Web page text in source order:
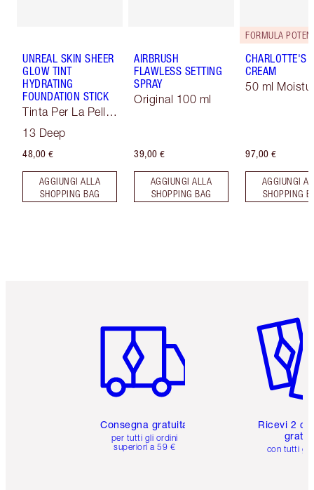
UNREAL SKIN SHEER
GLOW TINT
HYDRATING
FOUNDATION STICK
Tinta Per La Pelle
13 Deep
48,00 €
AGGIUNGI ALLA
SHOPPING BAG
AIRBRUSH
FLAWLESS SETTING
SPRAY
Original 100 ml
39,00 €
AGGIUNGI ALLA
SHOPPING BAG
FORMULA
CHARLOTTE'S
CREAM
50 ml
97,00 €
AGGIUNGI
SHOPPING
Consegna gratuita
per tutti gli ordini
superiori a 59 €
Ricevi 2
con tutti gli